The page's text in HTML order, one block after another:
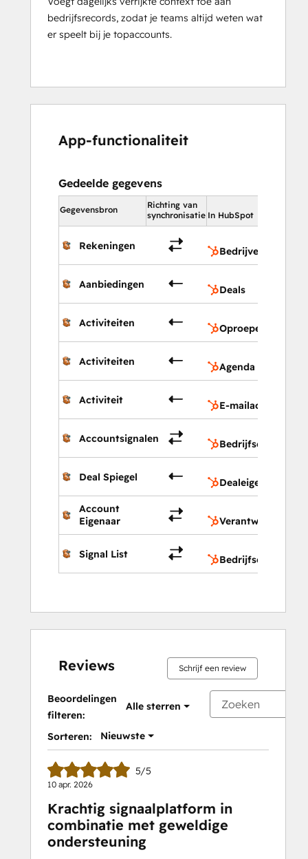
bedrijfsrecords, zodat je teams altijd weten wat
er speelt bij je topaccounts.
App-functionaliteit
Gedeelde gegevens
Gegevensbron
Richting van
synchronisatie In HubSpot
Rekeningen
Bedrijven
Aanbiedingen
Deals
Activiteiten
Oproepen
Activiteiten
Agenda
Activiteit
E-mailactiviteiten
Accountsignalen
Deal Spiegel
Account
Eigenaar
Signal List
Reviews Schrijf een review
Beoordelingen
filteren:
Alle sterren
Sorteren: Nieuwste
5/5
10 apr. 2026
Krachtig signaalplatform in
combinatie met geweldige
ondersteuning